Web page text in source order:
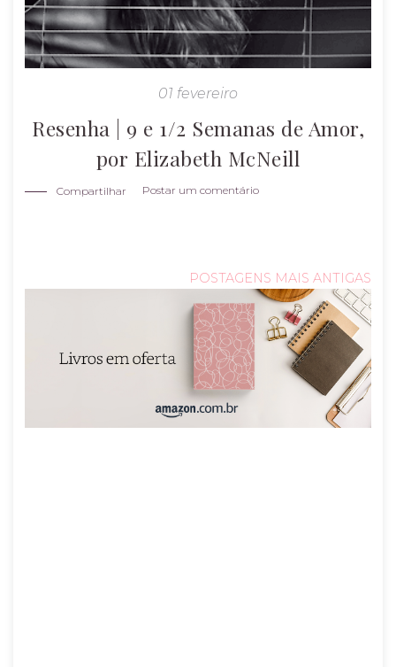
01 fevereiro
Resenha | 9 e 1/2 Semanas de Amor,
por Elizabeth McNeill
Compartilhar Postar um comentário
POSTAGENS MAIS ANTIGAS